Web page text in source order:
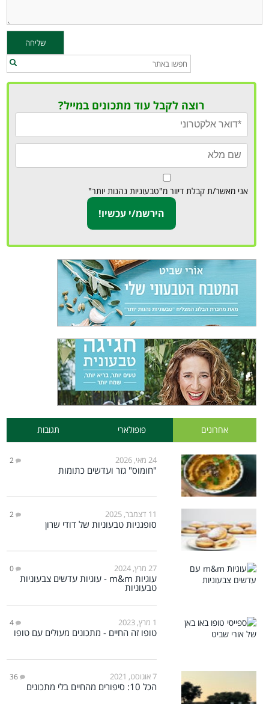
רוצה לקבל עוד מתכונים במייל?
אני מאשר/ת קבלת דיוור מ"טבעוניות נהנות יותר"
אחרונים פופולארי תגובות
24 מאי, 2026 2
"חומוס" גזר ועדשים כתומות
11 דצמבר, 2025 2
סופגניות טבעוניות של דודי שרון
27 מרץ, 2024 0
עוגיות m&m - עוגיות עדשים צבעוניות
טבעוניות
1 מרץ, 2023 4
טופו זה החיים - מתכונים מעולים עם טופו
7 אוגוסט, 2021 36
הכל 10: סיפורים מהחיים בלי מתכונים